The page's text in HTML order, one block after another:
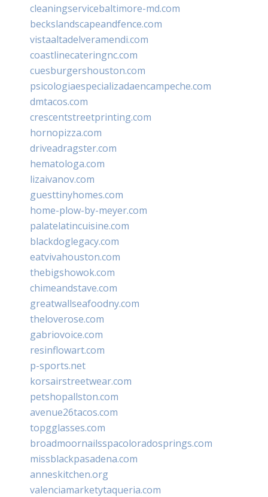
cleaningservicebaltimore-md.com
beckslandscapeandfence.com
vistaaltadelveramendi.com
coastlinecateringnc.com
cuesburgershouston.com
psicologiaespecializadaencampeche.com
dmtacos.com
crescentstreetprinting.com
hornopizza.com
driveadragster.com
hematologa.com
lizaivanov.com
guesttinyhomes.com
home-plow-by-meyer.com
palatelatincuisine.com
blackdoglegacy.com
eatvivahouston.com
thebigshowok.com
chimeandstave.com
greatwallseafoodny.com
theloverose.com
gabriovoice.com
resinflowart.com
p-sports.net
korsairstreetwear.com
petshopallston.com
avenue26tacos.com
topgglasses.com
broadmoornailsspacoloradosprings.com
missblackpasadena.com
anneskitchen.org
valenciamarketytaqueria.com